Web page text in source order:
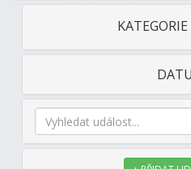
Restaurace a Hotel
KATEGORIE